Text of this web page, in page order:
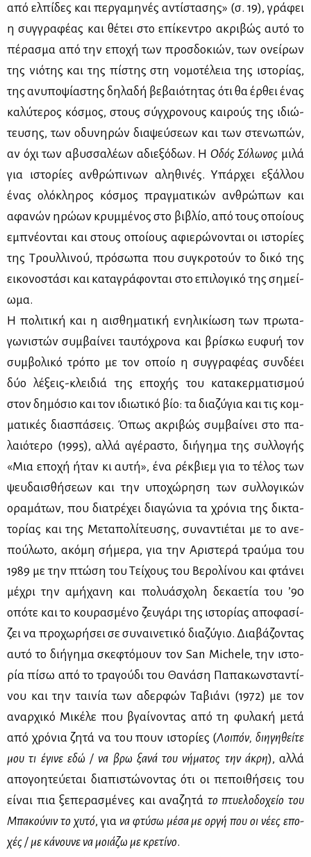
από ελ­πί­δες και περ­γα­μη­νές αντί­στα­σης» (σ. 19), γρά­φει
η συγ­γρα­φέ­ας και θέ­τει στο επί­κε­ντρο ακρι­βώς αυ­τό το
πέ­ρα­σμα από την επο­χή των προσ­δο­κιών, των ονεί­ρων
της νιό­της και της πί­στης στη νο­μο­τέ­λεια της ιστο­ρί­ας,
της ανυ­πο­ψί­α­στης δη­λα­δή βε­βαιό­τη­τας ότι θα έρ­θει ένας
κα­λύ­τε­ρος κό­σμος, στους σύγ­χρο­νους και­ρούς της ιδιώ­
τευ­σης, των οδυ­νη­ρών δια­ψεύ­σε­ων και των στε­νω­πών,
αν όχι των αβυσ­σα­λέ­ων αδιε­ξό­δων. Η Οδός Σό­λω­νος μι­λά
για ιστο­ρί­ες αν­θρώ­πι­νων αλη­θι­νές. Υπάρ­χει εξάλ­λου
ένας ολό­κλη­ρος κό­σμος πραγ­μα­τι­κών αν­θρώ­πων και
αφα­νών ηρώ­ων κρυμ­μέ­νος στο βι­βλίο, από τους οποί­ους
εμπνέ­ο­νται και στους οποί­ους αφιε­ρώ­νο­νται οι ιστο­ρί­ες
της Τρουλ­λι­νού, πρό­σω­πα που συ­γκρο­τούν το δι­κό της
ει­κο­νο­στά­σι και κα­τα­γρά­φο­νται στο επι­λο­γι­κό της ση­μεί­
ω­μα.
Η πο­λι­τι­κή και η αι­σθη­μα­τι­κή ενη­λι­κί­ω­ση των πρω­τα­
γω­νι­στών συμ­βαί­νει ταυ­τό­χρο­να και βρί­σκω ευ­φυή τον
συμ­βο­λι­κό τρό­πο με τον οποίο η συγ­γρα­φέ­ας συν­δέ­ει
δύο λέ­ξεις-κλει­διά της επο­χής του κα­τα­κερ­μα­τι­σμού
στον δη­μό­σιο και τον ιδιω­τι­κό βίο: τα δια­ζύ­για και τις κομ­
μα­τι­κές δια­σπά­σεις. Όπως ακρι­βώς συμ­βαί­νει στο πα­
λαιό­τε­ρο (1995), αλ­λά αγέ­ρα­στο, δι­ή­γη­μα της συλ­λο­γής
«Μια επο­χή ήταν κι αυ­τή», ένα ρέκ­βιεμ για το τέ­λος των
ψευ­δαι­σθή­σε­ων και την υπο­χώ­ρη­ση των συλ­λο­γι­κών
ορα­μά­των, που δια­τρέ­χει δια­γώ­νια τα χρό­νια της δι­κτα­
το­ρί­ας και της Με­τα­πο­λί­τευ­σης, συ­να­ντιέ­ται με το ανε­
πού­λω­το, ακό­μη σή­με­ρα, για την Αρι­στε­ρά τραύ­μα του
1989 με την πτώ­ση του Τεί­χους του Βε­ρο­λί­νου και φτά­νει
μέ­χρι την αμή­χα­νη και πο­λυά­σχο­λη δε­κα­ε­τία του ’90
οπό­τε και το κου­ρα­σμέ­νο ζευ­γά­ρι της ιστο­ρί­ας απο­φα­σί­
ζει να προ­χω­ρή­σει σε συ­ναι­νε­τι­κό δια­ζύ­γιο. Δια­βά­ζο­ντας
αυ­τό το δι­ή­γη­μα σκε­φτό­μουν τον San Michele, την ιστο­
ρία πί­σω από το τρα­γού­δι του Θα­νά­ση Πα­πα­κων­στα­ντί­
νου και την ται­νία των αδερ­φών Τα­βιά­νι (1972) με τον
αναρ­χι­κό Μι­κέ­λε που βγαί­νο­ντας από τη φυ­λα­κή με­τά
από χρό­νια ζη­τά να του πουν ιστο­ρί­ες (Λοι­πόν, δι­η­γη­θεί­τε
μου τι έγι­νε εδώ / να βρω ξα­νά του νή­μα­τος την άκρη), αλ­λά
απο­γοη­τεύ­ε­ται δια­πι­στώ­νο­ντας ότι οι πε­ποι­θή­σεις του
εί­ναι πια ξε­πε­ρα­σμέ­νες και ανα­ζη­τά το πτυ­ε­λο­δο­χείο του
Μπα­κού­νιν το χυ­τό, για να φτύ­σω μέ­σα με ορ­γή που οι νέ­ες επο­
χές / με κά­νου­νε να μοιά­ζω με κρε­τί­νο.